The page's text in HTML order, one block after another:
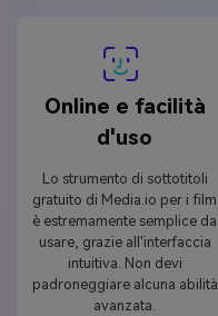
Online e facilità
d'uso
Lo strumento di sottotitoli
gratuito di Media.io per i film
è estremamente semplice da
usare, grazie all'interfaccia
intuitiva. Non devi
padroneggiare alcuna abilità
avanzata.